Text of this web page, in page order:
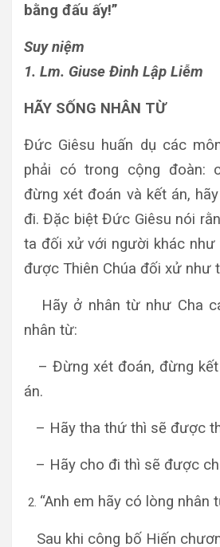
bằng đấu ấy!”
Suy niệm
1. Lm. Giuse Đinh Lập Liễm
HÃY SỐNG NHÂN TỪ
Đức Giêsu huấn dụ các
phải có trong cộng đoàn:
đừng xét đoán và kết án,
đi. Đặc biệt Đức Giêsu nói
ta đối xử với người khác
được Thiên Chúa đối xử như
Hãy ở nhân từ như Cha
nhân từ:
– Đừng xét đoán, đừng
án.
– Hãy tha thứ thì sẽ được
– Hãy cho đi thì sẽ được
“Anh em hãy có lòng nhân
Sau khi công bố Hiến